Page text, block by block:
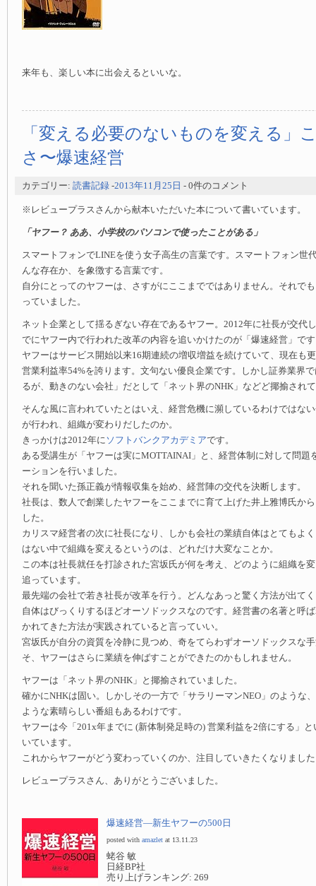
来年も、楽しい本に出会えるといいな。
「変える必要のないものを変える」
さ〜爆速経営
カテゴリー: 読書記録 -2013年11月25日 - 0件のコメント
※レビュープラスさんから献本いただいた本について書いています。
「ヤフー？ ああ、小学校のパソコンで使ったことがある」
スマートフォンでLINEを使う女子高生の言葉です。スマートフォン世
んな存在か、を象徴する言葉です。
自分にとってのヤフーは、さすがにここまでではありません。それで
っていました。
ネット企業として揺るぎない存在であるヤフー。2012年に社長が交代
でにヤフー内で行われた改革の内容を追いかけたのが「爆速経営」で
ヤフーはサービス開始以来16期連続の増収増益を続けていて、現在も
営業利益率54%を誇ります。文句ない優良企業です。しかし証券業界
るが、動きのない会社」だとして「ネット界のNHK」などど揶揄され
そんな風に言われていたとはいえ、経営危機に瀕しているわけではな
が行われ、組織が変わりだしたのか。
きっかけは2012年に ソフトバンクアカデミアです。
ある受講生が「ヤフーは実にMOTTAINAI」と、経営体制に対して問題
ーションを行いました。
それを聞いた孫正義が情報収集を始め、経営陣の交代を決断します。
社長は、数人で創業したヤフーをここまでに育て上げた井上雅博氏か
した。
カリスマ経営者の次に社長になり、しかも会社の業績自体はとてもよ
はない中で組織を変えるというのは、どれだけ大変なことか。
この本は社長就任を打診された宮坂氏が何を考え、どのように組織を
追っています。
最先端の会社で若き社長が改革を行う。どんなあっと驚く方法が出て
自体はびっくりするほどオーソドックスなのです。経営書の名著と呼
かれてきた方法が実践されていると言っていい。
宮坂氏が自分の資質を冷静に見つめ、奇をてらわずオーソドックスな
そ、ヤフーはさらに業績を伸ばすことができたのかもしれません。
ヤフーは「ネット界のNHK」と揶揄されていました。
確かにNHKは固い。しかしその一方で「サラリーマンNEO」のような
ような素晴らしい番組もあるわけです。
ヤフーは今「201x年までに (新体制発足時の) 営業利益を2倍にする」
いています。
これからヤフーがどう変わっていくのか、注目していきたくなりまし
レビュープラスさん、ありがとうございました。
爆速経営—新生ヤフーの500日
posted with amazlet at 13.11.23
蛯谷 敏
日経BP社
売り上げランキング: 269